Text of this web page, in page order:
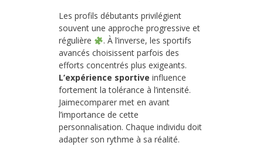
Les profils débutants privilégient
souvent une approche progressive et
régulière
. À l’inverse, les sportifs
avancés choisissent parfois des
efforts concentrés plus exigeants.
L’expérience sportive influence
fortement la tolérance à l’intensité.
Jaimecomparer met en avant
l’importance de cette
personnalisation. Chaque individu doit
adapter son rythme à sa réalité.